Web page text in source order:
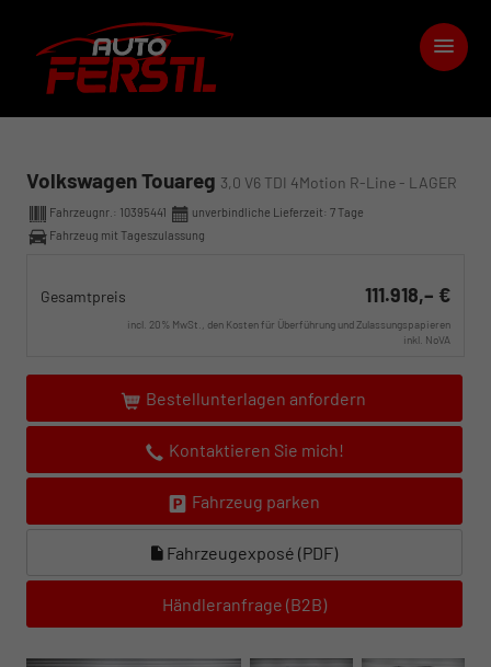
Volkswagen Touareg 3,0 V6 TDI 4Motion R-Line - LAGER
Fahrzeugnr.: 10395441 unverbindliche Lieferzeit: 7 Tage
Fahrzeug mit Tageszulassung
Gesamtpreis 111.918,– €
incl. 20% MwSt., den Kosten für Überführung und Zulassungspapieren
inkl. NoVA
Bestellunterlagen anfordern
Kontaktieren Sie mich!
Fahrzeug parken
Fahrzeugexposé (PDF)
Händleranfrage (B2B)